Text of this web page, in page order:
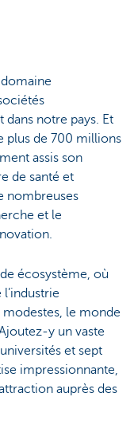
notre pays. Et
plus de 700 millions
assis son
de santé et
nombreuses
et le
écosystème, où
le monde
y un vaste
et sept
impressionnante,
auprès des